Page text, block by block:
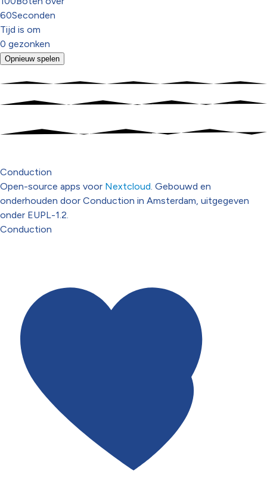
60Seconden
Tijd is om
0 gezonken
Opnieuw spelen
Conduction
Open-source apps voor Nextcloud. Gebouwd en
onderhouden door Conduction in Amsterdam, uitgegeven
onder EUPL-1.2.
Conduction